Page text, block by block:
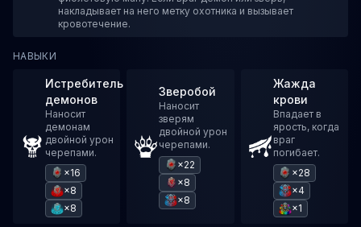
накладывает на него метку охотника и вызывает
кровотечение.
НАВЫКИ
Истребитель
демонов
Наносит
демонам
двойной урон
черепами.
×16
×8
×8
Зверобой
Наносит
зверям
двойной урон
черепами.
×22
×8
×8
Жажда
крови
Впадает в
ярость, когда
враг
погибает.
×28
×4
×1